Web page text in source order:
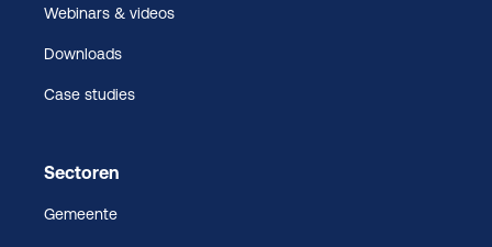
Webinars & videos
Downloads
Case studies
Sectoren
Gemeente